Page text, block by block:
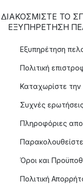
ΔΙΑΚΟΣΜΙΣΤΕ ΤΟ
ΕΞΥΠΗΡΈΤΗΣΗ
Εξυπηρέτηση
Πολιτική
Καταχωρίστε την
Συχνές ερωτήσεις
Πληροφόριες
Όροι και
Πολιτική